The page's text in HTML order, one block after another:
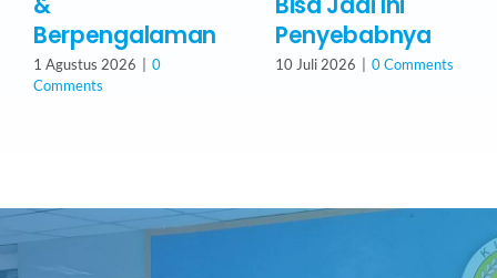
Berpengalaman
1 Agustus 2026
0
Comments
Penyebabnya
10 Juli 2026 0 Comments